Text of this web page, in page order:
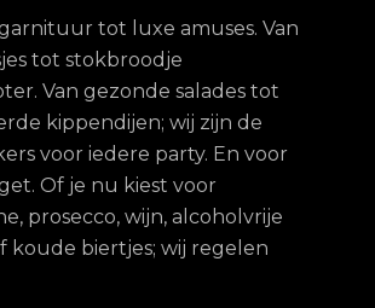
tot luxe amuses. Van
tot stokbroodje
Van gezonde salades tot
kippendijen; wij zijn de
voor iedere party. En voor
Of je nu kiest voor
prosecco, wijn, alcoholvrije
koude biertjes; wij regelen